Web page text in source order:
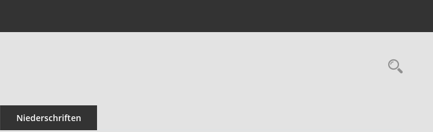
Niederschriften